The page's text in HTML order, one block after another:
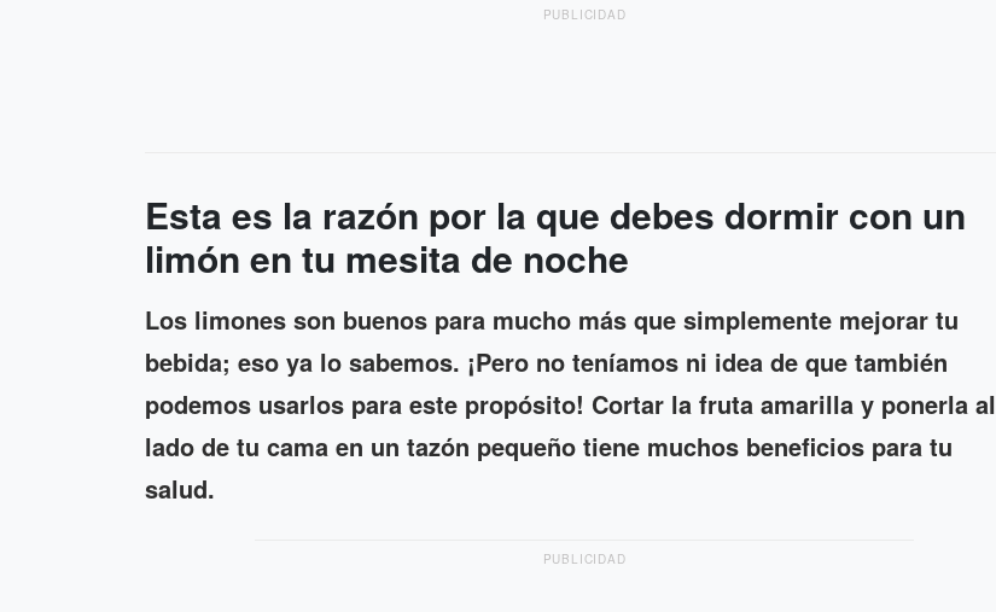
PUBLICIDAD
Esta es la razón por la que debes dormir con un
limón en tu mesita de noche
Los limones son buenos para mucho más que simplemente mejorar tu
bebida; eso ya lo sabemos. ¡Pero no teníamos ni idea de que también
podemos usarlos para este propósito! Cortar la fruta amarilla y ponerla al
lado de tu cama en un tazón pequeño tiene muchos beneficios para tu
salud.
PUBLICIDAD